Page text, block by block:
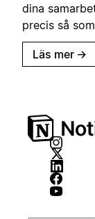
dina
precis så
Läs mer →